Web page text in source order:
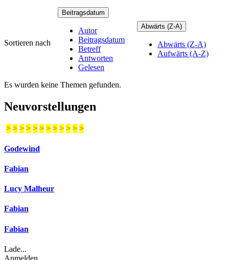
Sortieren nach
Beitragsdatum
Autor
Beitragsdatum
Betreff
Antworten
Gelesen
Abwärts (Z-A)
Abwärts (Z-A)
Aufwärts (A-Z)
Es wurden keine Themen gefunden.
Neuvorstellungen
> > > > > > > > > > > >
Godewind
Fabian
Lucy Malheur
Fabian
Fabian
Lade...
Anmelden